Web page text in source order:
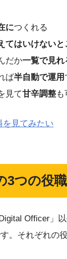
につくれる
てはいけない
だか一覧で見れ
ば半自動で運用
見て甘辛調整
を見てみたい
3つの役職
Officer」
。それぞれの